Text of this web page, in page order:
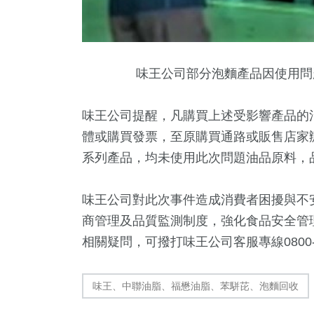
味王公司部分泡麵產品因使用
味王公司提醒，凡購買上述受影響產品
體或購買發票，至原購買通路或販售店
系列產品，均未使用此次問題油品原料
味王公司對此次事件造成消費者困擾與
商管理及品質監測制度，強化食品安全
相關疑問，可撥打味王公司客服專線
味王、中聯油脂、福懋油脂、苯駢芘、泡麵回收